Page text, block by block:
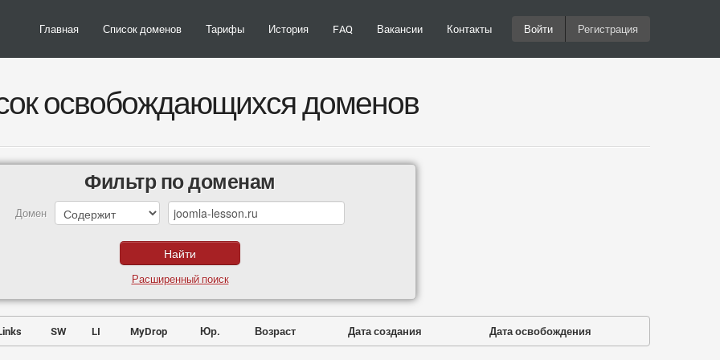
Главная Список доменов Тарифы История FAQ Вакансии Контакты Войти Регистрация
освобождающихся доменов
Фильтр по доменам
Домен
Расширенный поиск
SW LI MyDrop Юр. Возраст Дата создания Дата освобождения